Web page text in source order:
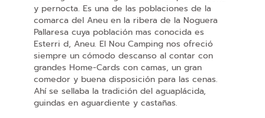
y pernocta. Es una de las poblaciones de la
comarca del Aneu en la ribera de la Noguera
Pallaresa cuya población mas conocida es
Esterri d, Aneu. El Nou Camping nos ofreció
siempre un cómodo descanso al contar con
grandes Home-Cards con camas, un gran
comedor y buena disposición para las cenas.
Ahí se sellaba la tradición del aguaplácida,
guindas en aguardiente y castañas.